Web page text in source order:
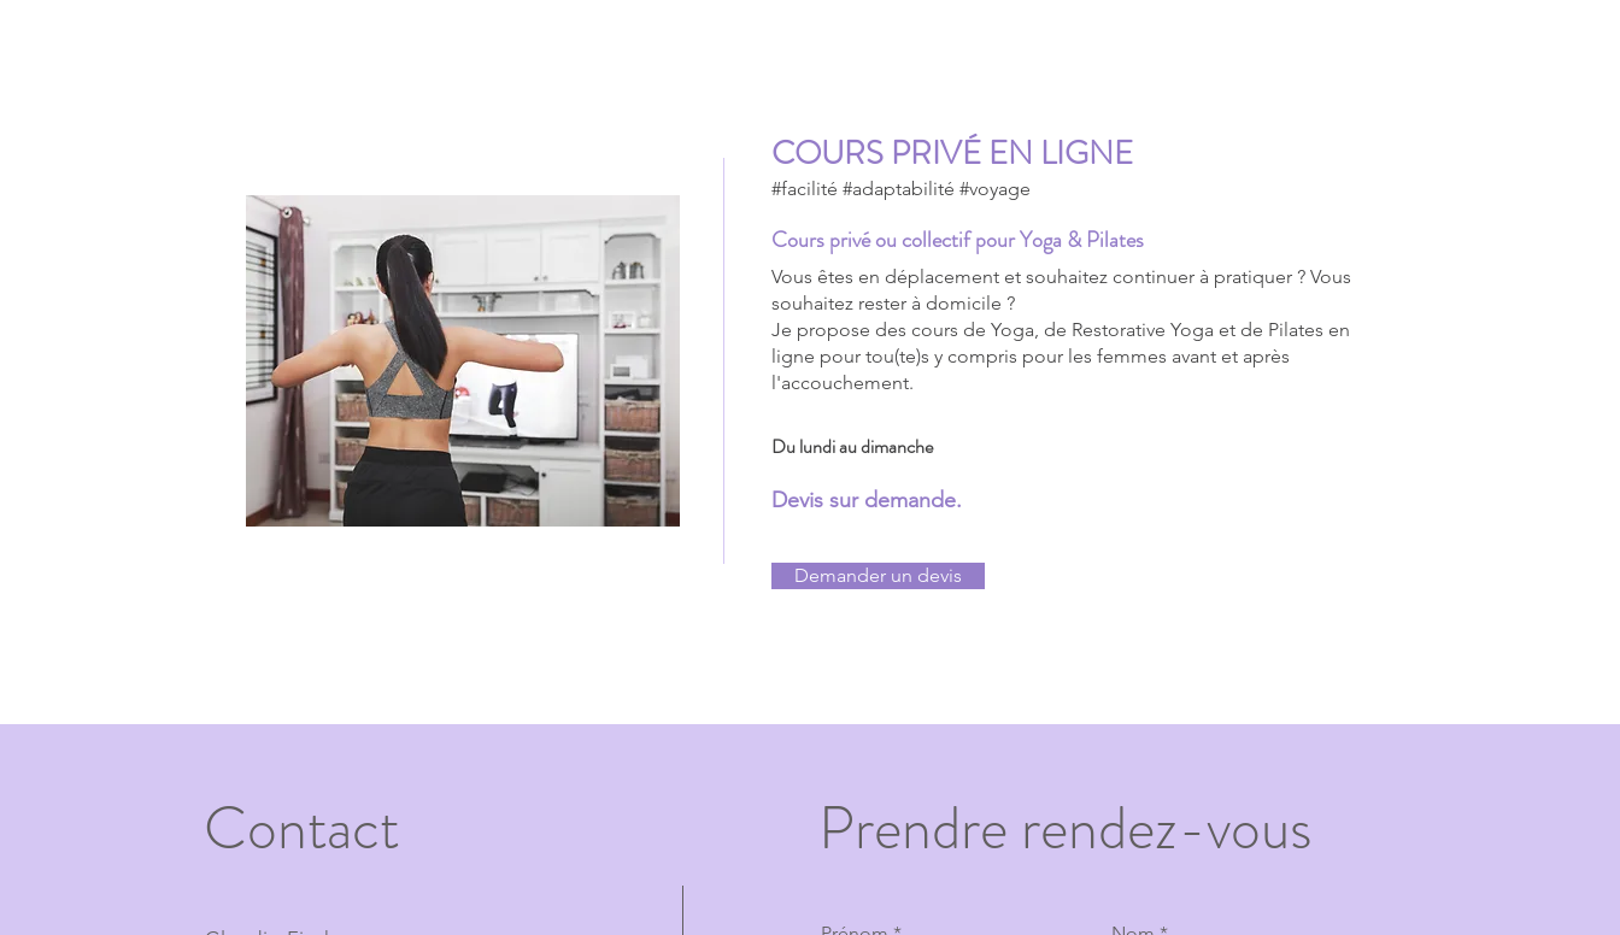
COURS PRIVÉ EN LIGNE
#facilité #adaptabilité #voyage
Cours privé ou collectif pour Yoga & Pilates
Vous êtes en déplacement et souhaitez continuer à pratiquer ? Vous
souhaitez rester à domicile ?
Je propose des cours de Yoga, de Restorative Yoga et de Pilates en
ligne pour tou(te)s y compris pour les femmes avant et après
l'accouchement.
Du lundi au dimanche
Devis sur demande.
Demander un devis
Contact Prendre rendez-vous